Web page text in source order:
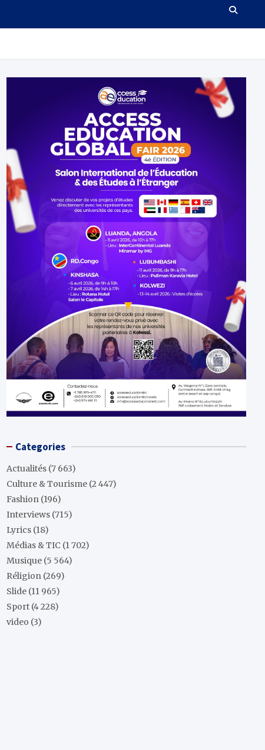
Categories
Actualités (7 663)
Culture & Tourisme (2 447)
Fashion (196)
Interviews (715)
Lyrics (18)
Médias & TIC (1 702)
Musique (5 564)
Réligion (269)
Slide (11 965)
Sport (4 228)
video (3)